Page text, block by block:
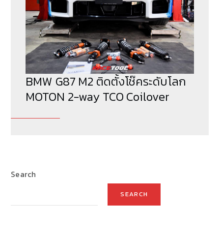
BMW G87 M2 ติดตั้งโช๊คระดับโลก
MOTON 2-way TCO Coilover
Search
SEARCH